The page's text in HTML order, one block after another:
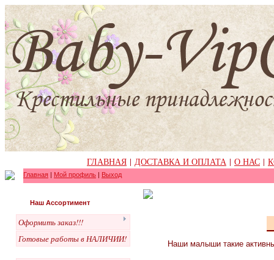
ГЛАВНАЯ | ДОСТАВКА И ОПЛАТА | О НАС |
Главная | Мой профиль | Выход
Наш Ассортимент
Оформить заказ!!!
Готовые работы в НАЛИЧИИ!
Наши малыши такие